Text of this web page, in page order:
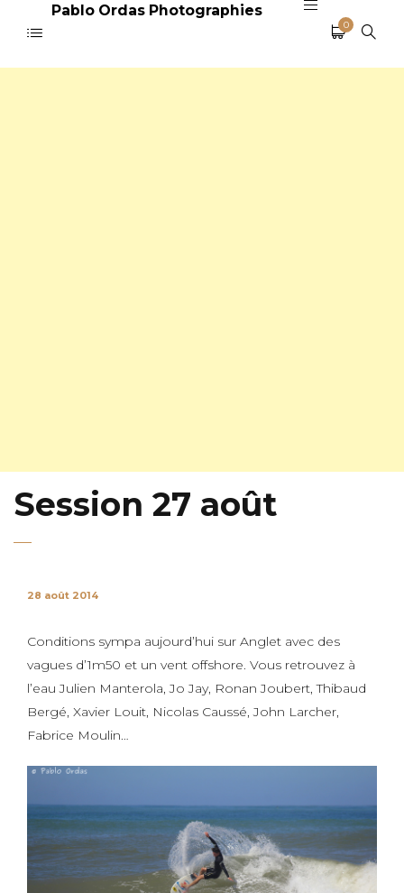
Pablo Ordas Photographies
0
Session 27 août
28 août 2014
Conditions sympa aujourd’hui sur Anglet avec des
vagues d’1m50 et un vent offshore. Vous retrouvez à
l’eau Julien Manterola, Jo Jay, Ronan Joubert, Thibaud
Bergé, Xavier Louit, Nicolas Caussé, John Larcher,
Fabrice Moulin…